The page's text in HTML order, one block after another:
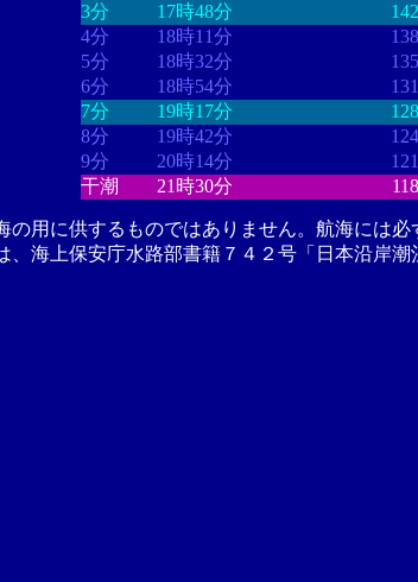
3分
17時48分
4分
18時11分
5分
18時32分
6分
18時54分
7分
19時17分
8分
19時42分
9分
20時14分
干潮
21時30分
の用に供するものではありません。航海には
、海上保安庁水路部書籍７４２号「日本沿岸